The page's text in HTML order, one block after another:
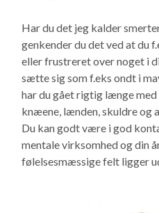
Har du det jeg kalder
genkender du det ved at du
eller frustreret over noget i
sætte sig som f.eks ondt i
har du gået rigtig længe
knæene, lænden, skuldre og
Du kan godt være i god
mentale virksomhed og din
følelsesmæssige felt ligger